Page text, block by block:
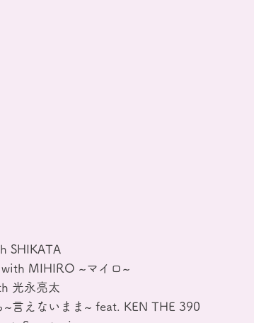
SHIKATA
with MIHIRO ~マイロ~
光永亮太
~言えないまま~ feat. KEN THE 390